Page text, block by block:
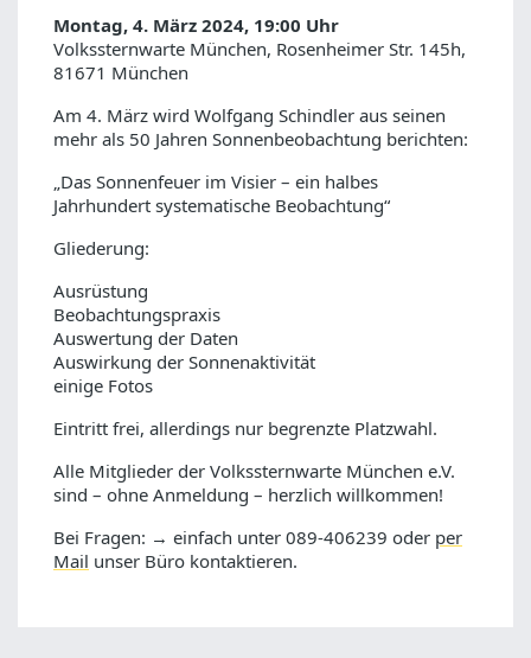
Montag, 4. März 2024, 19:00 Uhr
Volkssternwarte München, Rosenheimer Str. 145h,
81671 München
Am 4. März wird Wolfgang Schindler aus seinen
mehr als 50 Jahren Sonnenbeobachtung berichten:
„Das Sonnenfeuer im Visier – ein halbes
Jahrhundert systematische Beobachtung“
Gliederung:
Ausrüstung
Beobachtungspraxis
Auswertung der Daten
Auswirkung der Sonnenaktivität
einige Fotos
Eintritt frei, allerdings nur begrenzte Platzwahl.
Alle Mitglieder der Volkssternwarte München e.V.
sind – ohne Anmeldung – herzlich willkommen!
Bei Fragen: → einfach unter 089-406239 oder per
Mail unser Büro kontaktieren.